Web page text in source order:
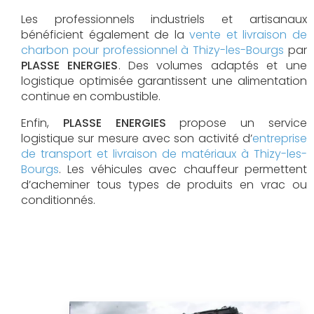
Les professionnels industriels et artisanaux
bénéficient également de lavente et livraison de
charbon pour professionnel à Thizy-les-Bourgs par
PLASSE ENERGIES. Des volumes adaptés et une
logistique optimisée garantissent une alimentation
continue en combustible.
Enfin, PLASSE ENERGIES propose un service
logistique sur mesure avec son activité d’entreprise
de transport et livraison de matériaux à Thizy-les-
Bourgs. Les véhicules avec chauffeur permettent
d’acheminer tous types de produits en vrac ou
conditionnés.